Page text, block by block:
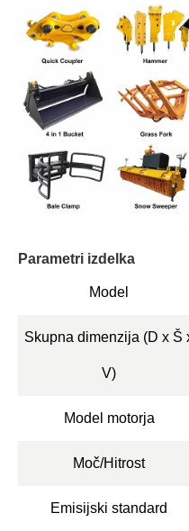
Parametri izdelka
Model
Skupna dimenzija (D x Š
V)
Model motorja
Moč/Hitrost
Emisijski standard